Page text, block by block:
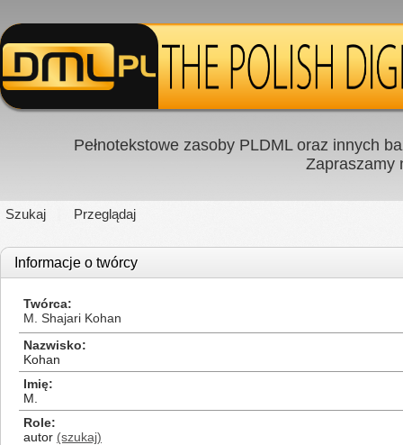
Pełnotekstowe zasoby PLDML oraz innych
Zapraszamy
Szukaj Przeglądaj
Informacje o twórcy
Twórca
M. Shajari Kohan
Nazwisko
Kohan
Imię
M.
Role
autor (szukaj)